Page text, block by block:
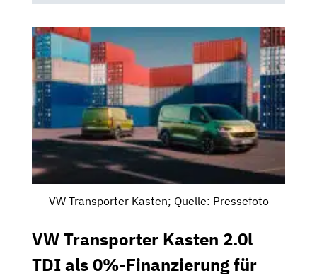
VW Transporter Kasten; Quelle: Pressefoto
VW Transporter Kasten 2.0l
TDI als 0%-Finanzierung für